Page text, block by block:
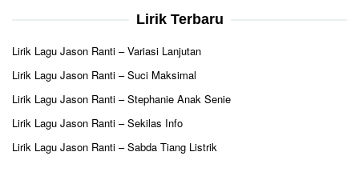
Lirik Terbaru
Lirik Lagu Jason Ranti – Variasi Lanjutan
Lirik Lagu Jason Ranti – Suci Maksimal
Lirik Lagu Jason Ranti – Stephanie Anak Senie
Lirik Lagu Jason Ranti – Sekilas Info
Lirik Lagu Jason Ranti – Sabda Tiang Listrik